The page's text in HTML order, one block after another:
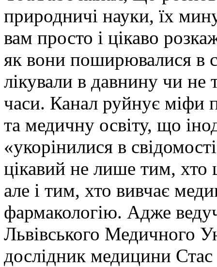
природничі науки, їх
вам просто і цікаво
як вони поширювалися в
лікували в давнину чи не
часи. Канал руйнує міфи
та медичну освіту, що
«укорінилися в
цікавий не лише тим, хто
але і тим, хто вивчає
фармакологію. Адже
Львівського Медичного
дослідник медицини